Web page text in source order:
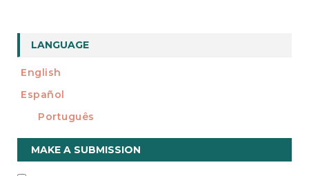
LANGUAGE
English
Español
Português
Make
a
MAKE A SUBMISSION